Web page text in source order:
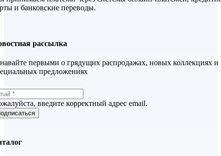
и банковские переводы.
рассылка
первыми о грядущих распродажах, новых коллекциях и
предложениях
введите корректный адрес email.